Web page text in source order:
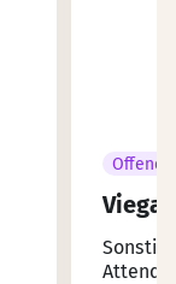
Offene
Viega